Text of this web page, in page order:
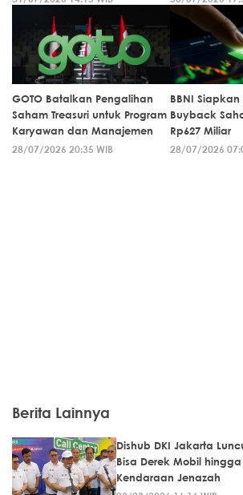
GOTO Batalkan Pengalihan
Saham Treasuri untuk Program
Karyawan dan Manajemen
28/07/2026 20:35 WIB
BBNI
Buyback
Rp627 Miliar
28/07/2026
Berita Lainnya
Dishub DKI Jakarta
Bisa Derek Mobil
Kendaraan Jenazah